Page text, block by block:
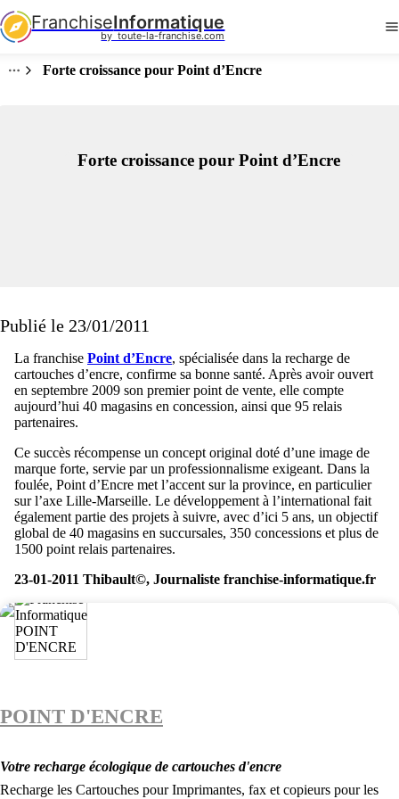
FranchiseInformatique
by  toute-la-franchise.com
Forte croissance pour Point d’Encre
Forte croissance pour Point d’Encre
Publié le 23/01/2011
La franchise Point d’Encre, spécialisée dans la recharge de
cartouches d’encre, confirme sa bonne santé. Après avoir ouvert
en septembre 2009 son premier point de vente, elle compte
aujourd’hui 40 magasins en concession, ainsi que 95 relais
partenaires.
Ce succès récompense un concept original doté d’une image de
marque forte, servie par un professionnalisme exigeant. Dans la
foulée, Point d’Encre met l’accent sur la province, en particulier
sur l’axe Lille-Marseille. Le développement à l’international fait
également partie des projets à suivre, avec d’ici 5 ans, un objectif
global de 40 magasins en succursales, 350 concessions et plus de
1500 point relais partenaires.
23-01-2011 Thibault©, Journaliste franchise-informatique.fr
POINT D'ENCRE
Votre recharge écologique de cartouches d'encre
Recharge les Cartouches pour Imprimantes, fax et copieurs pour les